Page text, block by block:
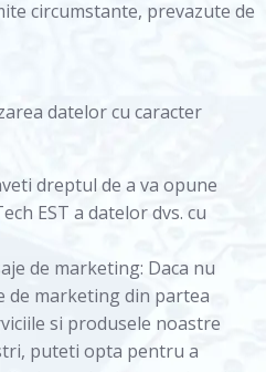
circumstante, prevazute de
datelor cu caracter
dreptul de a va opune
EST a datelor dvs. cu
de marketing: Daca nu
de marketing din partea
si produsele noastre
puteti opta pentru a